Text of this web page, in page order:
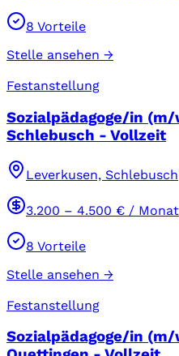
8 Vorteile
Stelle ansehen →
Festanstellung
Sozialpädagoge/in
Schlebusch - Vollzeit
Leverkusen, Schlebusch
3.200 – 4.500 € / Monat
8 Vorteile
Stelle ansehen →
Festanstellung
Sozialpädagoge/in